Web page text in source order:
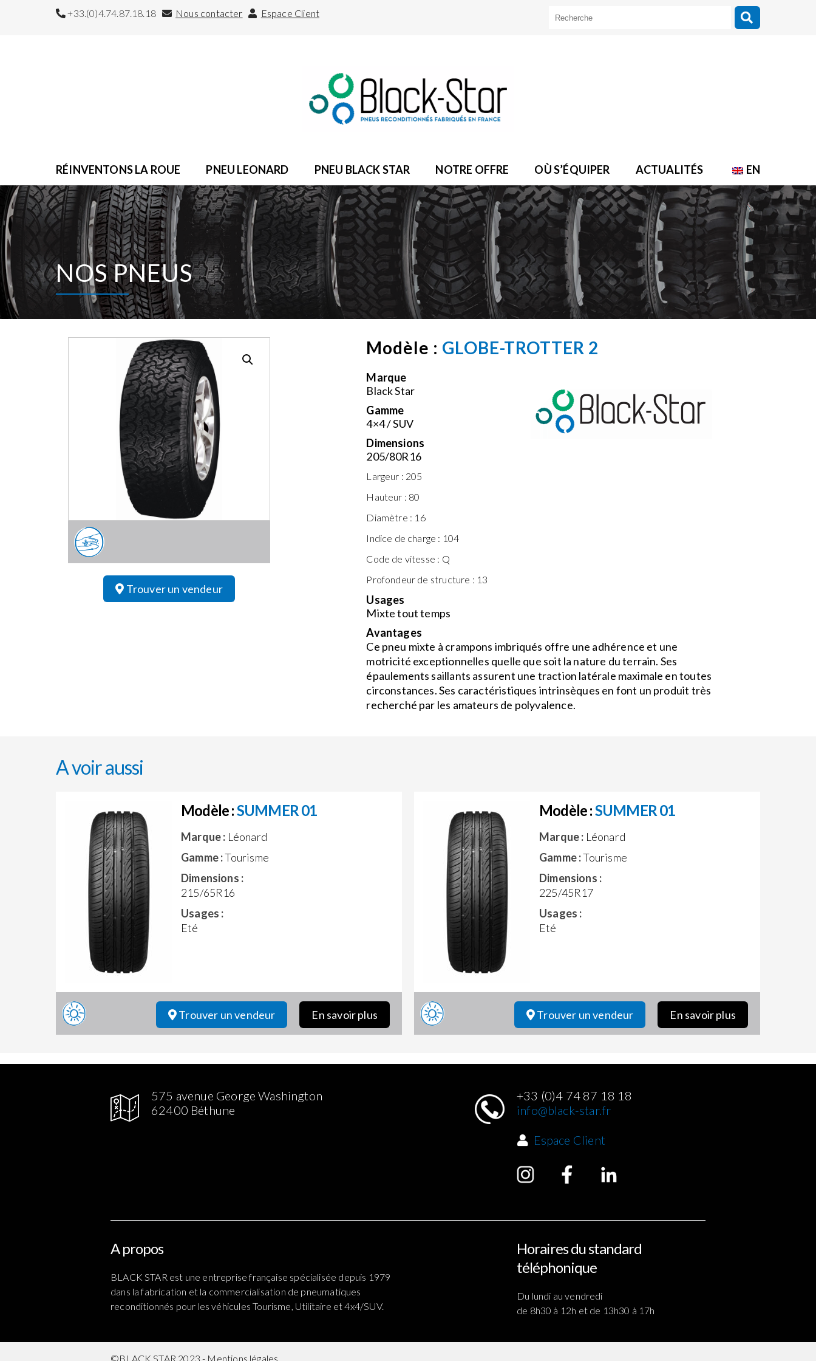
+33.(0)4.74.87.18.18 Nous contacter Espace Client
RÉINVENTONS LA ROUE PNEU LEONARD PNEU BLACK STAR NOTRE OFFRE OÙ S’ÉQUIPER ACTUALITÉS EN
NOS PNEUS
Trouver un vendeur
Modèle : GLOBE-TROTTER 2
Marque
Black Star
Gamme
4×4 / SUV
Dimensions
205/80R16
Largeur : 205
Hauteur : 80
Diamètre : 16
Indice de charge : 104
Code de vitesse : Q
Profondeur de structure : 13
Usages
Mixte tout temps
Avantages
Ce pneu mixte à crampons imbriqués offre une adhérence et une
motricité exceptionnelles quelle que soit la nature du terrain. Ses
épaulements saillants assurent une traction latérale maximale en toutes
circonstances. Ses caractéristiques intrinsèques en font un produit très
recherché par les amateurs de polyvalence.
A voir aussi
Modèle :SUMMER 01
Marque : Léonard
Gamme :Tourisme
Dimensions :
215/65R16
Usages :
Eté
En savoir plus
Trouver un vendeur
Modèle :SUMMER 01
Marque : Léonard
Gamme :Tourisme
Dimensions :
225/45R17
Usages :
Eté
En savoir plus
Trouver un vendeur
575 avenue George Washington
62400 Béthune
+33 (0)4 74 87 18 18
info@black-star.fr
Espace Client
A propos
BLACK STAR est une entreprise française spécialisée depuis 1979
dans la fabrication et la commercialisation de pneumatiques
reconditionnés pour les véhicules Tourisme, Utilitaire et 4x4/SUV.
Horaires du standard
téléphonique
Du lundi au vendredi
de 8h30 à 12h et de 13h30 à 17h
©BLACK STAR 2023 - Mentions légales